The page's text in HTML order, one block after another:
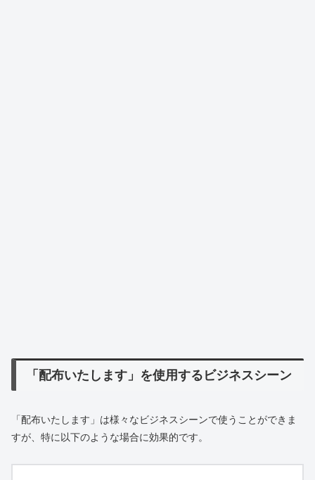
「配布いたします」を使用するビジネスシーン
「配布いたします」は様々なビジネスシーンで使うことができま
すが、特に以下のような場合に効果的です。